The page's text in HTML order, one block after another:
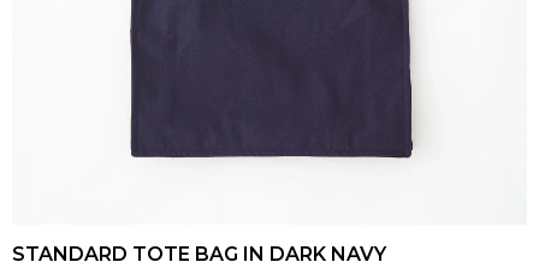
STANDARD TOTE BAG IN DARK NAVY